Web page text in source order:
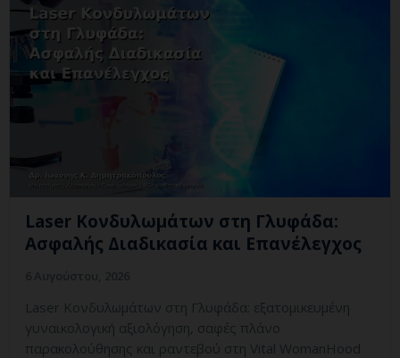
Laser Κονδυλωμάτων στη Γλυφάδα:
Ασφαλής Διαδικασία και Επανέλεγχος
Laser Κονδυλωμάτων στη Γλυφάδα: εξατομικευμένη
γυναικολογική αξιολόγηση, σαφές πλάνο
παρακολούθησης και ραντεβού στη Vital WomanHood